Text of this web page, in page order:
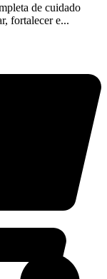
de cuidado
fortalecer e...